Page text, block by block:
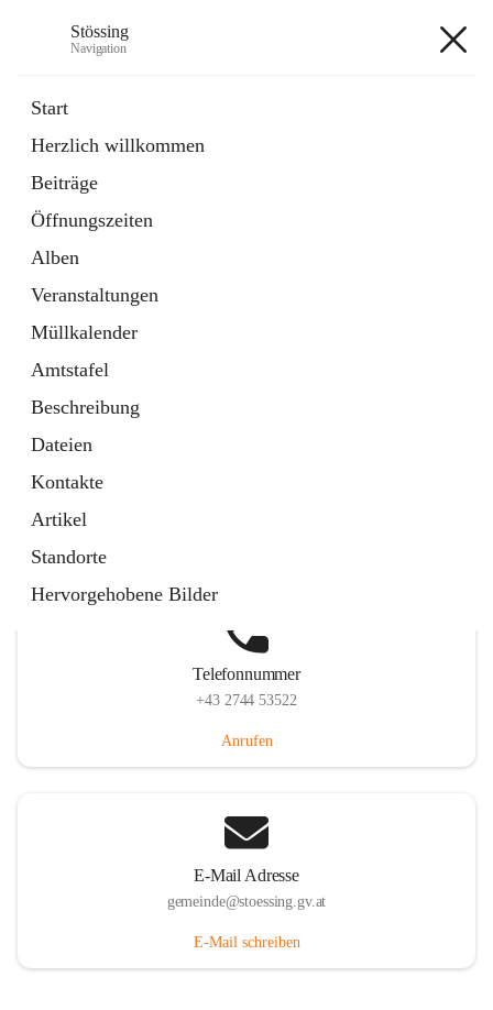
Stössing
Navigation
Start
Herzlich willkommen
Beiträge
Öffnungszeiten
Alben
Veranstaltungen
Müllkalender
Amtstafel
Beschreibung
Dateien
Kontakte
Artikel
Standorte
Hervorgehobene Bilder
Datei
in
Tab
Kindergarten
öffnet
in
neuem
Tab
Telefonnummer
+43 2744 53522
Anrufen
E-Mail Adresse
gemeinde@stoessing.gv.at
E-Mail schreiben